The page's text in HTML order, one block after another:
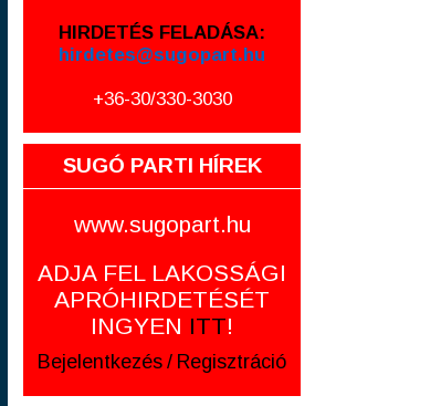
HIRDETÉS FELADÁSA:
hirdetes@sugopart.hu
+36-30/330-3030
SUGÓ PARTI HÍREK
www.sugopart.hu
ADJA FEL LAKOSSÁGI
APRÓHIRDETÉSÉT
INGYEN ITT!
Bejelentkezés / Regisztráció